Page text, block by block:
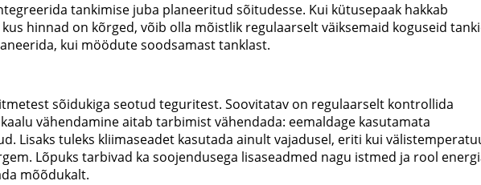
tankimise juba planeeritud sõitudesse. Kui kütusepaak hakkab
hinnad on kõrged, võib olla mõistlik regulaarselt väiksemaid koguseid
kui möödute soodsamast tanklast.
sõidukiga seotud teguritest. Soovitatav on regulaarselt kontrollida
vähendamine aitab tarbimist vähendada: eemaldage kasutamata
Lisaks tuleks kliimaseadet kasutada ainult vajadusel, eriti kui
Lõpuks tarbivad ka soojendusega lisaseadmed nagu istmed ja rool
mõõdukalt.